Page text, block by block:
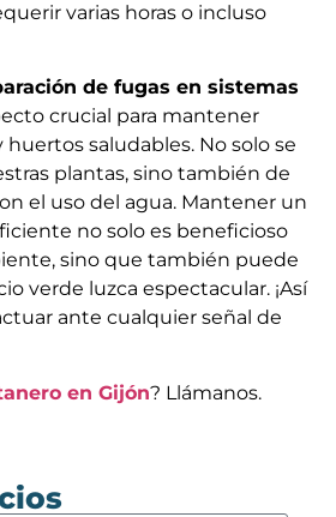
varias horas o incluso
de fugas en sistemas
crucial para mantener
saludables. No solo se
plantas, sino también de
el uso del agua. Mantener un
no solo es beneficioso
sino que también puede
verde luzca espectacular. ¡Así
ante cualquier señal de
en Gijón? Llámanos.